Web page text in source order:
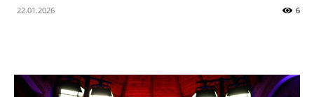
22.01.2026 6